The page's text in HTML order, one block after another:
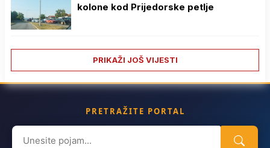
kolone kod Prijedorske petlje
PRIKAŽI JOŠ VIJESTI
PRETRAŽITE PORTAL
Search